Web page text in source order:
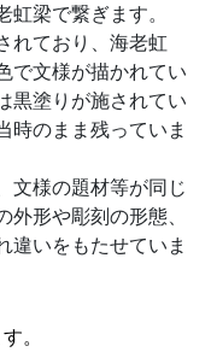
梁で繋ぎます。
れており、海老虹
で文様が描かれてい
黒塗りが施されてい
時のまま残っていま
文様の題材等が同じ
形や彫刻の形態、
違いをもたせていま
。